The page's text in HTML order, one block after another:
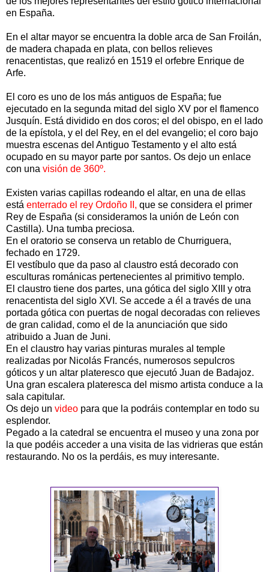
en España.
En el altar mayor se encuentra la doble arca de San Froilán,
de madera chapada en plata, con bellos relieves
renacentistas, que realizó en 1519 el orfebre Enrique de
Arfe.
El coro es uno de los más antiguos de España; fue
ejecutado en la segunda mitad del siglo XV por el flamenco
Jusquín. Está dividido en dos coros; el del obispo, en el lado
de la epístola, y el del Rey, en el del evangelio; el coro bajo
muestra escenas del Antiguo Testamento y el alto está
ocupado en su mayor parte por santos. Os dejo un enlace
con una visión de 360º.
Existen varias capillas rodeando el altar, en una de ellas
está enterrado el rey Ordoño II, que se considera el primer
Rey de España (si consideramos la unión de León con
Castilla). Una tumba preciosa.
En el oratorio se conserva un retablo de Churriguera,
fechado en 1729.
El vestíbulo que da paso al claustro está decorado con
esculturas románicas pertenecientes al primitivo templo.
El claustro tiene dos partes, una gótica del siglo XIII y otra
renacentista del siglo XVI. Se accede a él a través de una
portada gótica con puertas de nogal decoradas con relieves
de gran calidad, como el de la anunciación que sido
atribuido a Juan de Juni.
En el claustro hay varias pinturas murales al temple
realizadas por Nicolás Francés, numerosos sepulcros
góticos y un altar plateresco que ejecutó Juan de Badajoz.
Una gran escalera plateresca del mismo artista conduce a la
sala capitular.
Os dejo un video para que la podráis contemplar en todo su
esplendor.
Pegado a la catedral se encuentra el museo y una zona por
la que podéis acceder a una visita de las vidrieras que están
restaurando. No os la perdáis, es muy interesante.